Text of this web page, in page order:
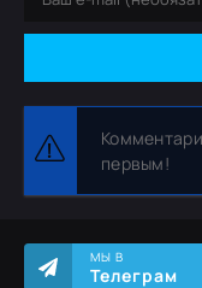
первым!
МЫ В
Телеграм